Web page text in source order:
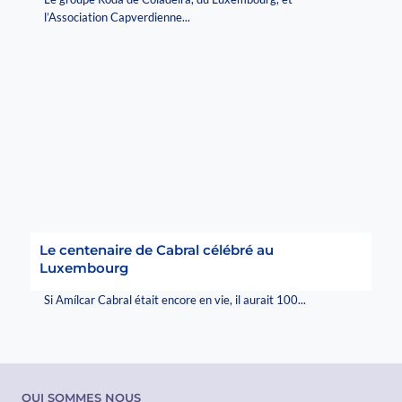
l’Association Capverdienne...
Le centenaire de Cabral célébré au
Luxembourg
Si Amílcar Cabral était encore en vie, il aurait 100...
QUI SOMMES NOUS